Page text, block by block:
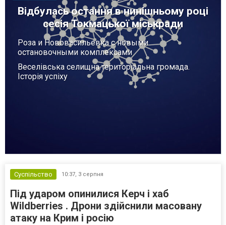
Відбулась остання в нинішньому році
сесія Токмацької міськради
Роза и Нововасильевка с новыми
остановочными комплексами
Веселівська селищна територіальна громада.
Історія успіху
Суспільство 10:37, 3 серпня
Під ударом опинилися Керч і хаб
Wildberries . Дрони здійснили масовану
атаку на Крим і росію